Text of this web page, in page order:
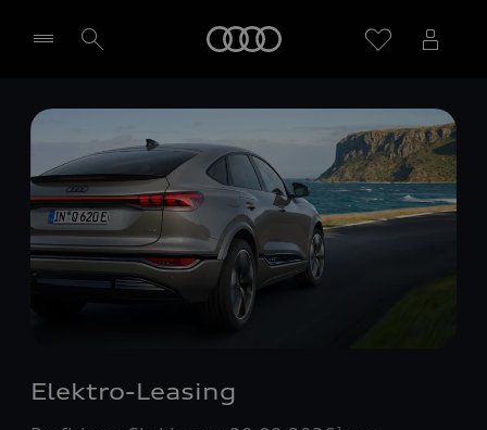
Händler wählen
Elektro-Leasing